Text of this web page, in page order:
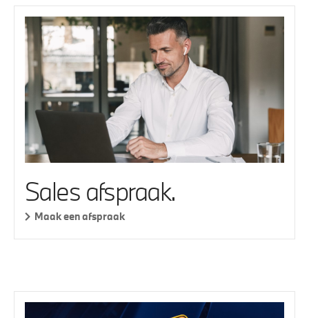
Sales afspraak.
Maak een afspraak